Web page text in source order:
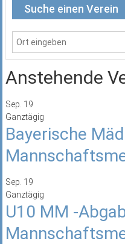
Suche einen Verein
Anstehende
Sep. 19
Ganztägig
Bayerische
Sep. 19
Ganztägig
U10 MM -